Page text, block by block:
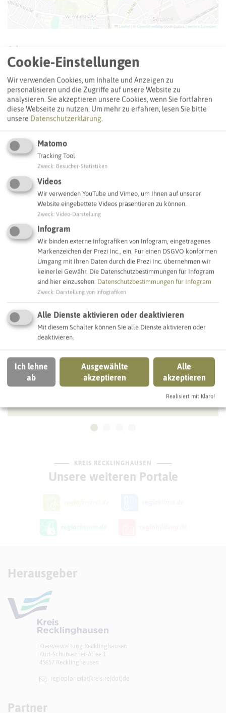
Leaflet OpenStreetMapcontributors | weitere Lizenzen
Adresse:
Platane (ND 129)
Gustav-Gläser-Straße 48
45701 Herten
Interaktive Karte
SCHLAGWORTE
So ordnen wir dieses Objekt ein
Baum (ND)
IN DER UMGEBUNG
Was Sie sonst noch entdecken können
GELSENKIRCHEN
KREIS RECKLINGHAUSEN
Unsere weiteren Portale
Herausgeber
Kreisverwaltung Recklinghausen
Kurt-Schumacher-Allee 1
45657 Recklinghausen
regioplaner[at]​kreis-re(dot)de
Partner
Cookie-Einstellungen
Wir verwenden Cookies, um Inhalte und Anzeigen zu
personalisieren und die Zugriffe auf unsere Website zu
analysieren. Sie akzeptieren unsere Cookies, wenn Sie fortfahren
diese Webseite zu nutzen. Um mehr zu erfahren, lesen Sie bitte
unsere Datenschutzerklärung.
Matomo
Tracking Tool
Zweck Besucher-Statistiken
Videos
Wir verwenden YouTube und Vimeo, um Ihnen auf unserer
Website eingebettete Videos präsentieren zu können.
Zweck Video-Darstellung
Infogram
Wir binden externe Infografiken von Infogram, eingetragenes
Markenzeichen der Prezi Inc., ein. Für einen DSGVO konformen
Umgang mit Ihren Daten durch die Prezi Inc. übernehmen wir
keinerlei Gewähr. Die Datenschutzbestimmungen für Infogram
sind hier einzusehen: Datenschutzbestimmungen für Infogram
Zweck Darstellung von Infografiken
Alle Dienste aktivieren oder deaktivieren
Mit diesem Schalter können Sie alle Dienste aktivieren oder
deaktivieren.
Ich lehne
ab
Ausgewählte
akzeptieren
Alle
akzeptieren
Realisiert mit Klaro!